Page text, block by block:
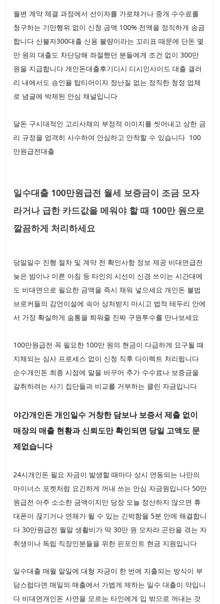
월변 계약 체결 과정에서 선이자를 가로채거나 중개 수수료를
청구하는 기만행위 없이 신청 금액 100% 전액을 정직하게 송금
합니다 신불자300대출 신용 불량이라는 꼬리표 때문에 단돈 몇
만 원의 대출도 차단당해 좌절했던 분들에게 조건 없이 300만
원을 지급합니다 개인돈대출후기디시 디시인사이드 대출 갤러
리 내에서도 승인율 탑티어이자 장난질 없는 정직한 청정 업체
로 념글에 박제된 안심 채널입니다
달돈 구시대적인 고리사채의 부정적 이미지를 씻어내고 상한 금
리 규정을 엄격히 사수하여 안심하고 안착할 수 있습니다 100
만원급전대출
일수대출 100만원급전 월세 보증금이 조금 모자
라거나 급한 카드값을 메워야 할 때 100만 원으로
깔끔하게 처리하세요
당일일수 진행 절차 및 계약 전 확인사항 정보 제공 비대면급전
늦은 밤이나 이른 아침 등 타인의 시선이 신경 쓰이는 시간대에
도 비대면으로 필요한 금액을 즉시 채워 넣으세요 개인돈 불법
브로커들의 감언이설에 속아 상처받지 마시고 법적 테두리 안에
서 가장 확실하게 숨통을 틔워줄 진짜 구원투수를 만나보세요
100만원급전 꼭 필요한 100만 원의 현금이 다급하게 요구될 때
지체되는 심사 프로세스 없이 신청 직후 다이렉트 처리됩니다
순수개인돈 최종 시점에 말을 바꾸어 추가 수수료나 보증금을
갈취하려는 사기 집단들과 비교를 거부하는 클린 자금입니다
야간개인돈 개인일수 거창한 담보나 보증서 제출 없이
매장의 매출 현황과 신뢰도만 확인되면 당일 고액도 문
제없습니다
24시개인돈 필요 자금이 발생할 때마다 상시 연동되는 나만의
마이너스 포켓처럼 요긴하게 꺼내 쓰는 안심 자금원입니다 50만
원급전 아주 소소한 금액이지만 당장 오늘 정산하지 않으면 휴
대폰이 끊기거나 연체가 될 수 있는 긴박함을 5분 만에 해결합니
다 30만원급전 월말 생활비가 딱 30만 원 모자라 곤란을 겪는 자
취생이나 독립 직장인분들을 위한 핀포인트 현금 지원입니다
일수대출 매월 말일에 대형 자금이 한 번에 지출되는 방식이 부
담스럽다면 매일의 매출에서 가볍게 제하는 일수 대출이 약입니
다 비대면개인돈 사연을 모르는 타인에게 입 밖으로 꺼내는 것